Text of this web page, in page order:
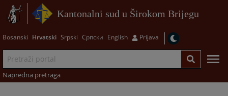
Kantonalni sud u Širokom Brijegu
Bosanski Hrvatski Srpski Српски English Prijava
Napredna pretraga